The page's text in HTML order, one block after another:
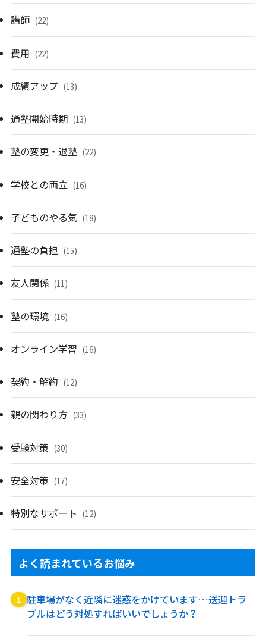
講師 (22)
費用 (22)
成績アップ (13)
通塾開始時期 (13)
塾の変更・退塾 (22)
学校との両立 (16)
子どものやる気 (18)
通塾の負担 (15)
友人関係 (11)
塾の環境 (16)
オンライン学習 (16)
契約・解約 (12)
親の関わり方 (33)
受験対策 (30)
安全対策 (17)
特別なサポート (12)
よく読まれているお悩み
駐車場がなく近隣に迷惑をかけています…送迎トラ
ブルはどう対処すればいいでしょうか？